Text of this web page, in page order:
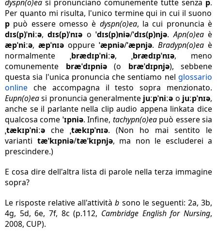
dyspn(o)ea si pronunciano comunemente tutte senza p.
Per quanto mi risulta, l'unico termine qui in cui il suono
p può essere omesso è dyspn(o)ea, la cui pronuncia è
dɪs(p)ˈniːə,dɪs(p)ˈnɪə oˈdɪs(p)niə/ˈdɪs(p)njə.Apn(o)eaè
æpˈniːə, æpˈnɪə oppure ˈæpniə/ˈæpnjə. Bradypn(o)ea è
normalmente ˌbrædɪpˈniːə, ˌbrædɪpˈnɪə, meno
comunemente bræˈdɪpniə(o bræˈdɪpnjə), sebbene
questa sia l'unica pronuncia che sentiamo nel glossario
online che accompagna il testo sopra menzionato.
Eupn(o)easi pronuncia generalmente juːpˈniːə o juːpˈnɪə,
anche se il parlante nella clip audio appena linkata dice
qualcosa come ˈɪpniə. Infine, tachypn(o)eapuò essere sia
ˌtækɪpˈniːə che ˌtækɪpˈnɪə. (Non ho mai sentito le
varianti tæˈkɪpniə/tæˈkɪpnjə, ma non le escluderei a
prescindere.)
E cosa dire dell'altra lista di parole nella terza immagine
sopra?
Le risposte relative all'attivitàb sono le seguenti: 2a, 3b,
4g, 5d, 6e, 7f, 8c (p.112, Cambridge English for Nursing,
2008, CUP).